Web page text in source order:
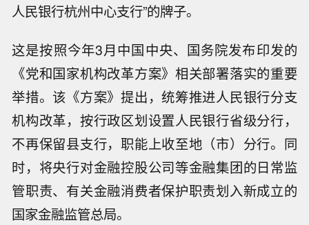
人民银行杭州中心支行”的牌子。
这是按照今年3月中国中央、国务院发布印发的
《党和国家机构改革方案》相关部署落实的重要
举措。该《方案》提出，统筹推进人民银行分支
机构改革，按行政区划设置人民银行省级分行，
不再保留县支行，职能上收至地（市）分行。同
时，将央行对金融控股公司等金融集团的日常监
管职责、有关金融消费者保护职责划入新成立的
国家金融监管总局。